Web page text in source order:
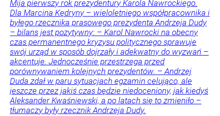
Mija pierwszy rok prezydentury Karola Nawrockiego.
Dla Marcina Kędryny – wieloletniego współpracownika i
byłego rzecznika prasowego prezydenta Andrzeja Dudy
– bilans jest pozytywny: – Karol Nawrocki na obecny
czas permanentnego kryzysu politycznego sprawuje
swój urząd w sposób dojrzały i adekwatny do wyzwań –
akcentuje. Jednocześnie przestrzega przed
porównywaniem kolejnych prezydentów. – Andrzej
Duda zdał w paru sytuacjach egzamin celująco, ale
jeszcze przez jakiś czas będzie niedoceniony, jak kiedyś
Aleksander Kwaśniewski, a po latach się to zmieniło –
tłumaczy były rzecznik Andrzeja Dudy.